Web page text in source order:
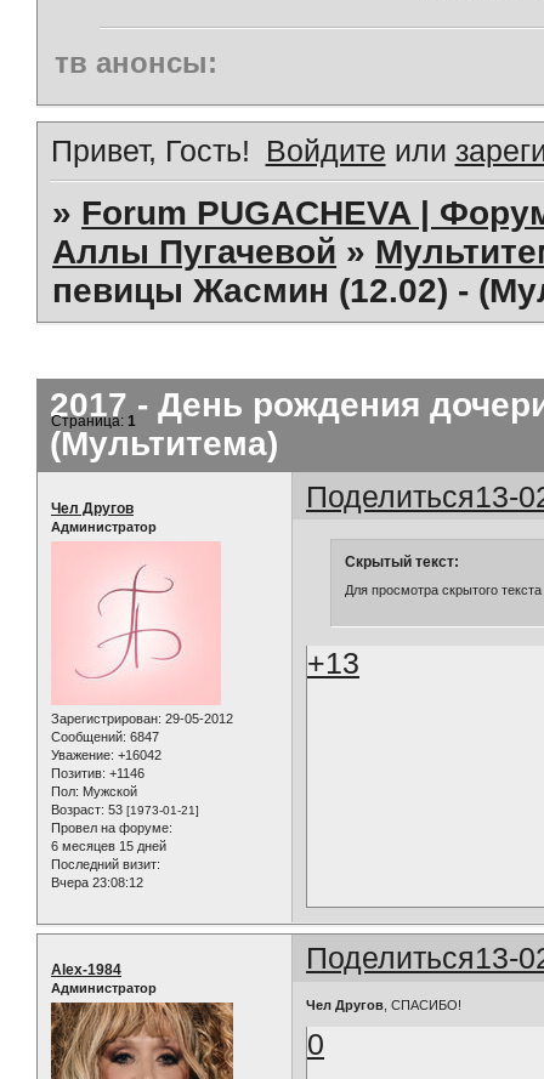
тв анонсы:
Привет, Гость! Войдите или
» Forum PUGACHEVA |
Аллы Пугачевой »
певицы Жасмин (12.02) -
2017 - День рождения
(Мультитема)
Страница:1
Поделиться13-
Чел Другов
Администратор
Зарегистрирован: 29-05-2012
Сообщений: 6847
Уважение: +16042
Позитив: +1146
Пол: Мужской
Возраст: 53 [1973-01-21]
Провел на форуме:
6 месяцев 15 дней
Последний визит:
Вчера 23:08:12
Скрытый текст:
Для просмотра скрытого
+13
Поделиться13-
Alex-1984
Администратор
Чел Другов , СПАСИБО!
0